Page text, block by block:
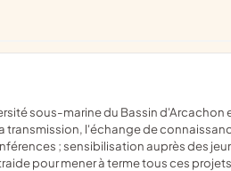
l'échange de
; sensibilisation auprès des
pour mener à terme tous ces projets